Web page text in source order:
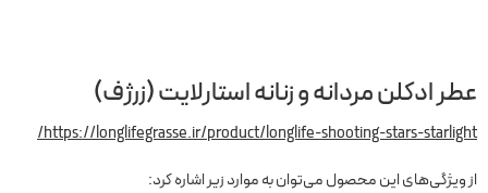
عطر ادکلن مردانه و زنانه استارلایت (زرژف)
https://longlifegrasse.ir/product/longlife-shooting-stars-starlight/
از ویژگی‌های این محصول می‌توان به موارد زیر اشاره کرد: